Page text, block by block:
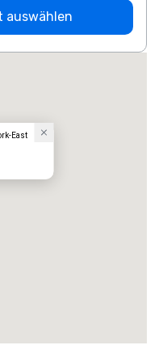
auswählen
East